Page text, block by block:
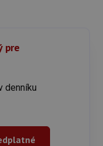
pre
denníku